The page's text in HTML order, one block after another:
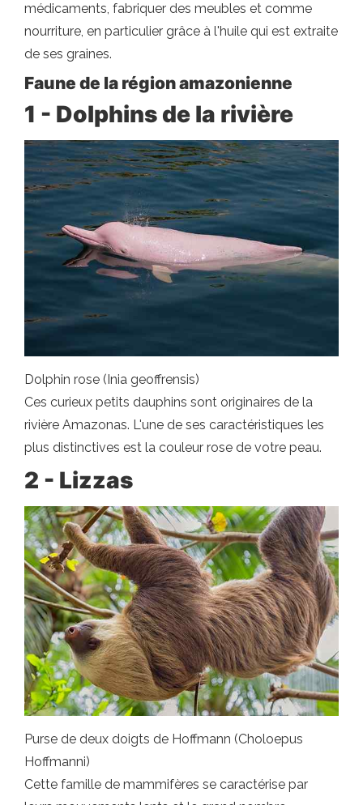
médicaments, fabriquer des meubles et comme
nourriture, en particulier grâce à l'huile qui est extraite
de ses graines.
Faune de la région amazonienne
1 - Dolphins de la rivière
Dolphin rose (Inia geoffrensis)
Ces curieux petits dauphins sont originaires de la
rivière Amazonas. L'une de ses caractéristiques les
plus distinctives est la couleur rose de votre peau.
2 - Lizzas
Purse de deux doigts de Hoffmann (Choloepus
Hoffmanni)
Cette famille de mammifères se caractérise par